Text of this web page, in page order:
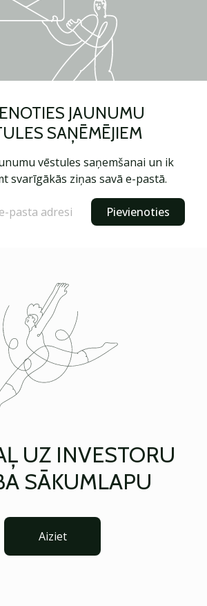
JAUNUMU
SAŅĒMĒJIEM
vēstules saņemšanai un ik
svarīgākās ziņas savā e-pastā.
Pievienoties
UZ INVESTORU
SĀKUMLAPU
Aiziet